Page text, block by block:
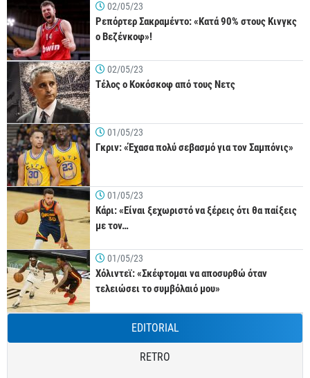
02/05/23
Ρεπόρτερ Σακραμέντο: «Κατά 90% στους Κινγκς
ο Βεζένκοφ»!
02/05/23
Τέλος ο Κοκόσκοφ από τους Νετς
01/05/23
Γκριν: «Έχασα πολύ σεβασμό για τον Σαμπόνις»
01/05/23
Κάρι: «Είναι ξεχωριστό να ξέρεις ότι θα παίξεις
με τον…
01/05/23
Χόλιντεϊ: «Σκέφτομαι να αποσυρθώ όταν
τελειώσει το συμβόλαιό μου»
EDITORIAL
RETRO